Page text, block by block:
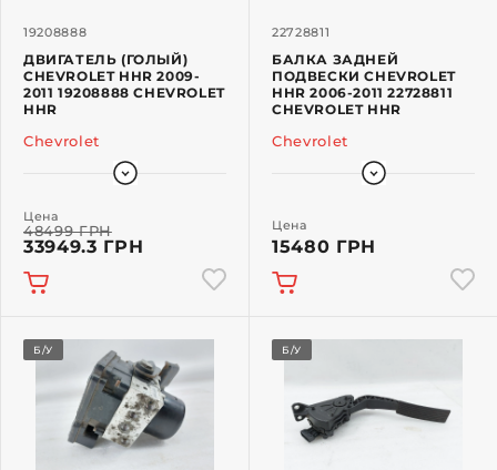
19208888
ДВИГАТЕЛЬ (ГОЛЫЙ)
CHEVROLET HHR 2009-
2011 19208888 CHEVROLET
HHR
Chevrolet
Цена
48499 ГРН
33949.3 ГРН
22728811
БАЛКА ЗАДНЕЙ
ПОДВЕСКИ CHEVROLET
HHR 2006-2011 22728811
CHEVROLET HHR
Chevrolet
Цена
15480 ГРН
Б/У Б/У